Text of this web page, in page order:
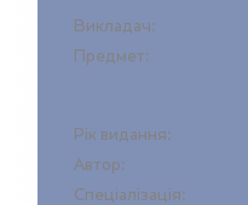
Викладач:
Предмет:
Рік видання:
Автор:
Спеціалізація: